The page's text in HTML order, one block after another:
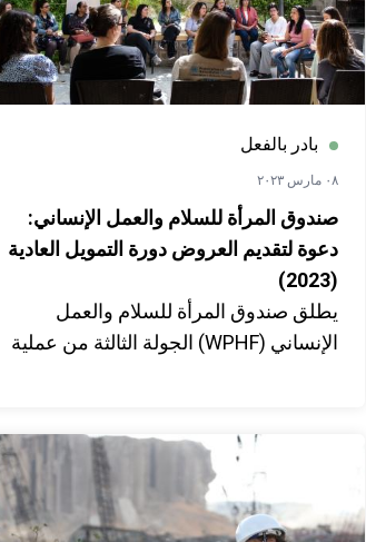
بادر بالفعل
٠٨ مارس ٢٠٢٣
صندوق المرأة للسلام والعمل الإنساني:
دعوة لتقديم العروض دورة التمويل العادية
(2023)
يطلق صندوق المرأة للسلام والعمل
الإنساني (WPHF) الجولة الثالثة من عملية
لمنظمات المجتمع المدني المحليات
والشبابية في لبنان من أجل حماية النساء
والفتيات، ولا سيما أولئك الذين يعملون في
بناء السلام في سياق النزاع والسياقات